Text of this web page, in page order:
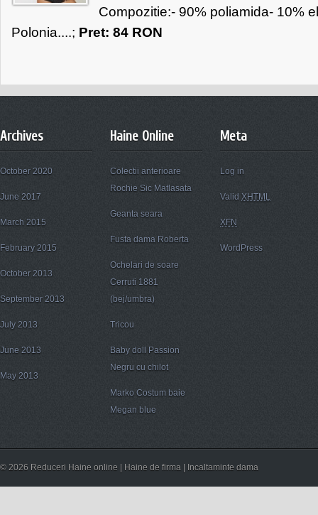
Compozitie:- 90% poliamida- 10%
Polonia....; Pret: 84 RON
Archives
October 2020
June 2017
March 2015
February 2015
October 2013
September 2013
July 2013
June 2013
May 2013
Haine Online
Colectii anterioare
Rochie Sic Matlasata
Geanta seara
Fusta dama Roberta
Ochelari de soare
Cerruti 1881
(bej/umbra)
Tricou
Baby doll Passion
Negru cu chilot
Marko Costum baie
Megan blue
Meta
Log in
Valid XHTML
XFN
WordPress
© 2026 Reduceri Haine online | Haine de firma | Incaltaminte dama